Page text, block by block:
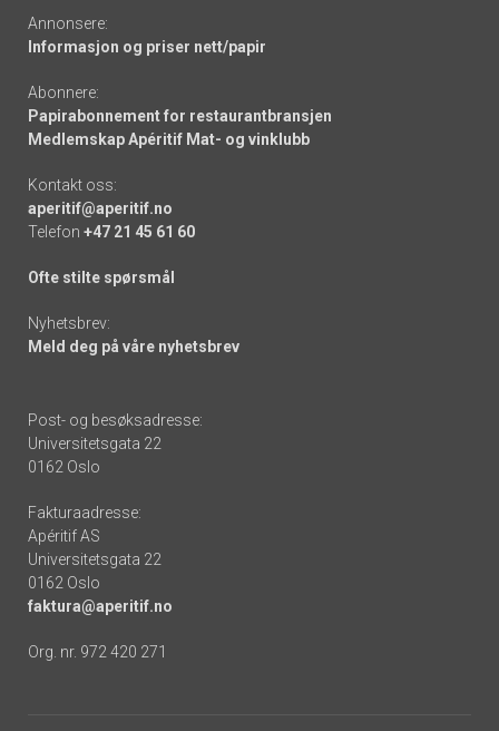
Annonsere:
Informasjon og priser nett/papir
Abonnere:
Papirabonnement for restaurantbransjen
Medlemskap Apéritif Mat- og vinklubb
Kontakt oss:
aperitif@aperitif.no
Telefon +47 21 45 61 60
Ofte stilte spørsmål
Nyhetsbrev:
Meld deg på våre nyhetsbrev
Post- og besøksadresse:
Universitetsgata 22
0162 Oslo
Fakturaadresse:
Apéritif AS
Universitetsgata 22
0162 Oslo
faktura@aperitif.no
Org. nr. 972 420 271